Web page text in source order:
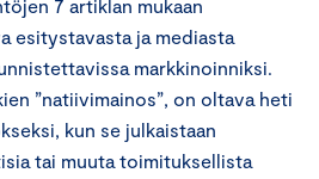
7 artiklan mukaan
esitystavasta ja mediasta
markkinoinniksi.
”natiivimainos”, on oltava heti
kun se julkaistaan
tai muuta toimituksellista